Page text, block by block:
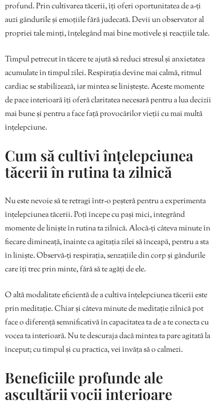
profund. Prin cultivarea tăcerii, îți oferi oportunitatea de a-ți
auzi gândurile și emoțiile fără judecată. Devii un observator al
propriei tale minți, înțelegând mai bine motivele și reacțiile tale.
Timpul petrecut în tăcere te ajută să reduci stresul și anxietatea
acumulate în timpul zilei. Respirația devine mai calmă, ritmul
cardiac se stabilizează, iar mintea se liniștește. Aceste momente
de pace interioară îți oferă claritatea necesară pentru a lua decizii
mai bune și pentru a face față provocărilor vieții cu mai multă
înțelepciune.
Cum să cultivi înțelepciunea
tăcerii în rutina ta zilnică
Nu este nevoie să te retragi într-o peșteră pentru a experimenta
înțelepciunea tăcerii. Poți începe cu pași mici, integrând
momente de liniște în rutina ta zilnică. Alocă-ți câteva minute în
fiecare dimineață, înainte ca agitația zilei să înceapă, pentru a sta
în liniște. Observă-ți respirația, senzațiile din corp și gândurile
care îți trec prin minte, fără să te agăți de ele.
O altă modalitate eficientă de a cultiva înțelepciunea tăcerii este
prin meditație. Chiar și câteva minute de meditație zilnică pot
face o diferență semnificativă în capacitatea ta de a te conecta cu
vocea ta interioară. Nu te descuraja dacă mintea ta pare agitată la
început; cu timpul și cu practica, vei învăța să o calmezi.
Beneficiile profunde ale
ascultării vocii interioare